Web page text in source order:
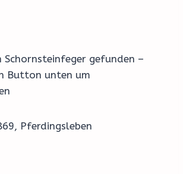
Schornsteinfeger gefunden –
Button unten um
Pferdingsleben